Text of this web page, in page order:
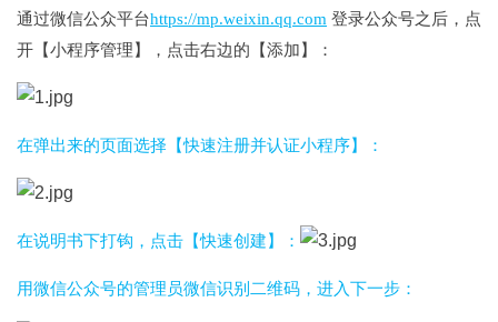
通过微信公众平台https://mp.weixin.qq.com 登录公众号之后，点
开【小程序管理】，点击右边的【添加】：
在弹出来的页面选择【快速注册并认证小程序】：
在说明书下打钩，点击【快速创建】：
用微信公众号的管理员微信识别二维码，进入下一步：